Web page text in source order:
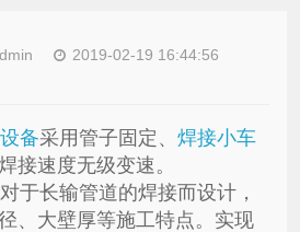
2019-02-19 16:44:56
备采用管子固定、 焊接小车
接速度无级变速。
于长输管道的焊接而设计，
、大壁厚等施工特点。实现